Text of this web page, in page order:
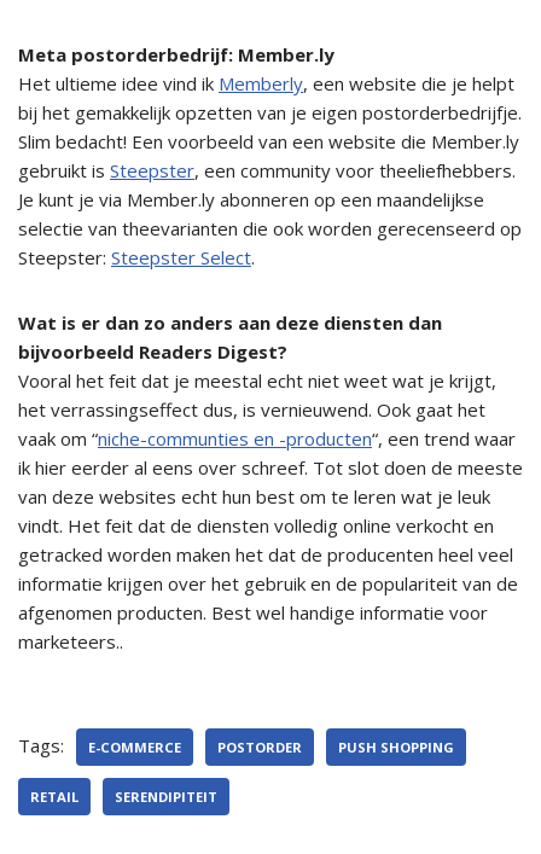
Meta postorderbedrijf: Member.ly
Het ultieme idee vind ik Memberly, een website die je helpt
bij het gemakkelijk opzetten van je eigen postorderbedrijfje.
Slim bedacht! Een voorbeeld van een website die Member.ly
gebruikt is Steepster, een community voor theeliefhebbers.
Je kunt je via Member.ly abonneren op een maandelijkse
selectie van theevarianten die ook worden gerecenseerd op
Steepster: Steepster Select.
Wat is er dan zo anders aan deze diensten dan
bijvoorbeeld Readers Digest?
Vooral het feit dat je meestal echt niet weet wat je krijgt,
het verrassingseffect dus, is vernieuwend. Ook gaat het
vaak om “niche-communties en -producten“, een trend waar
ik hier eerder al eens over schreef. Tot slot doen de meeste
van deze websites echt hun best om te leren wat je leuk
vindt. Het feit dat de diensten volledig online verkocht en
getracked worden maken het dat de producenten heel veel
informatie krijgen over het gebruik en de populariteit van de
afgenomen producten. Best wel handige informatie voor
marketeers..
Tags: E-COMMERCE POSTORDER PUSH SHOPPING
RETAIL SERENDIPITEIT